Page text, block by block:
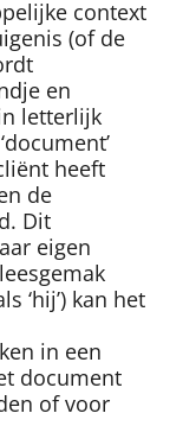
context
(of de
en
letterlijk
heeft
de
Dit
eigen
‘hij’) kan het
in een
document
of voor